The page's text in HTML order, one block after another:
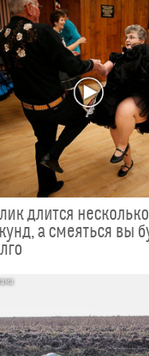
длится несколько
а смеяться вы